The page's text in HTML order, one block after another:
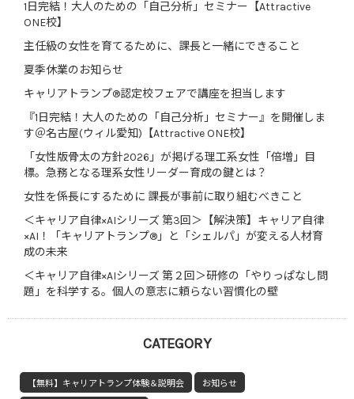
1日完結！大人のための「自己分析」セミナー【Attractive
ONE校】
主任級の女性を育てるために、課長と一緒にできること
夏季休業のお知らせ
キャリアトランプ®認定校フェアで講座を担当します
『1日完結！大人のための「自己分析」セミナー』を開催しま
す＠名古屋(ウィル愛知)【Attractive ONE校】
「女性版骨太の方針2026」が掲げる理工系女性「倍増」目
標。急務となる理系女性リーダー育成の鍵とは？
女性を係長にするために 課長が事前に取り組むべきこと
＜キャリア自律×AIシリーズ 第3回＞【解決策】キャリア自律
×AI！「キャリアトランプ®」と「シェルパ」が変える人材育
成の未来
＜キャリア自律×AIシリーズ 第２回＞研修の「やりっぱなし問
題」を科学する。個人の意志に頼らない習慣化の壁
CATEGORY
【無料】キャリアトランプ体験＆説明会 お知らせ